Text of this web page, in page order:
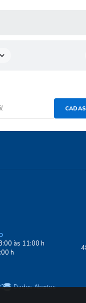
às 11:00 h
h
Dados Abertos